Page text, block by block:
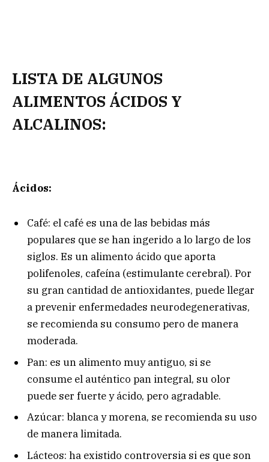
LISTA DE ALGUNOS
ALIMENTOS ÁCIDOS Y
ALCALINOS:
Ácidos:
Café: el café es una de las bebidas más
populares que se han ingerido a lo largo de los
siglos. Es un alimento ácido que aporta
polifenoles, cafeína (estimulante cerebral). Por
su gran cantidad de antioxidantes, puede llegar
a prevenir enfermedades neurodegenerativas,
se recomienda su consumo pero de manera
moderada.
Pan: es un alimento muy antiguo, si se
consume el auténtico pan integral, su olor
puede ser fuerte y ácido, pero agradable.
Azúcar: blanca y morena, se recomienda su uso
de manera limitada.
Lácteos: ha existido controversia si es que son